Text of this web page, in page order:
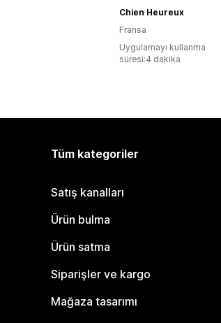
Chien Heureux
Fransa
Uygulamayı kullanma
süresi:4 dakika
Tüm kategoriler
Satış kanalları
Ürün bulma
Ürün satma
Siparişler ve kargo
Mağaza tasarımı